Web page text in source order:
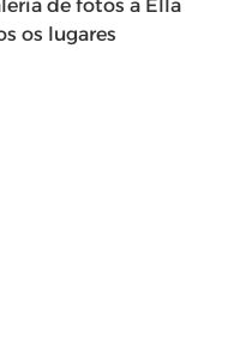
de fotos a Ella
os lugares